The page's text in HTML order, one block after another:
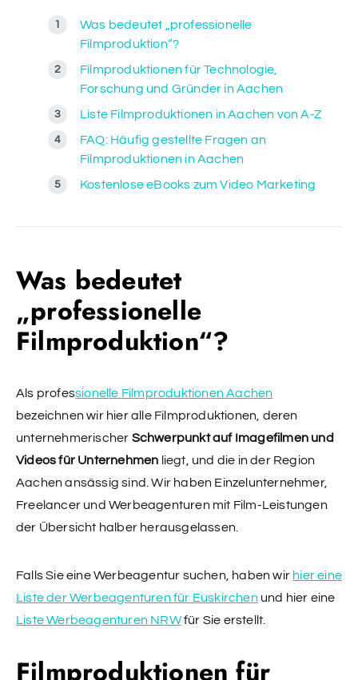
Was bedeutet „professionelle
Filmproduktion“?
Filmproduktionen für Technologie,
Forschung und Gründer in Aachen
Liste Filmproduktionen in Aachen von A-Z
FAQ: Häufig gestellte Fragen an
Filmproduktionen in Aachen
Kostenlose eBooks zum Video Marketing
Was bedeutet
„professionelle
Filmproduktion“?
Als professionelle Filmproduktionen Aachen
bezeichnen wir hier alle Filmproduktionen, deren
unternehmerischer Schwerpunkt auf Imagefilmen und
Videos für Unternehmen liegt, und die in der Region
Aachen ansässig sind. Wir haben Einzelunternehmer,
Freelancer und Werbeagenturen mit Film-Leistungen
der Übersicht halber herausgelassen.
Falls Sie eine Werbeagentur suchen, haben wir hier eine
Liste der Werbeagenturen für Euskirchenund hier eine
Liste Werbeagenturen NRWfür Sie erstellt.
Filmproduktionen für